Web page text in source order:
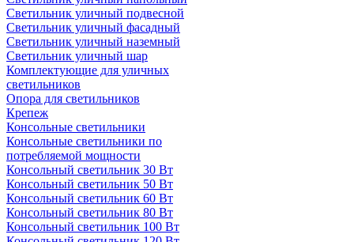
Светильник уличный подвесной
Светильник уличный фасадный
Светильник уличный наземный
Cветильник уличный шар
Комплектующие для уличных
светильников
Опора для светильников
Крепеж
Консольные светильники
Консольные светильники по
потребляемой мощности
Консольный светильник 30 Вт
Консольный светильник 50 Вт
Консольный светильник 60 Вт
Консольный светильник 80 Вт
Консольный светильник 100 Вт